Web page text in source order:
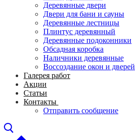
Деревянные двери
Двери для бани и сауны
Деревянные лестницы
Плинтус деревянный
Деревянные подоконники
Обсадная коробка
Наличники деревянные
Воссоздание окон и дверей
Галерея работ
Акции
Статьи
Контакты
Отправить сообщение